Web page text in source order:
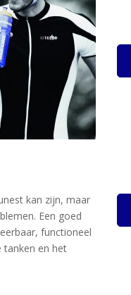
kan zijn, maar
Een goed
functioneel
tanken en het